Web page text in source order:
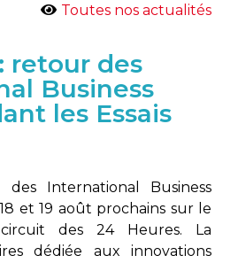
Toutes nos actualités
retour des
Business
les Essais
des International Business
et 19 août prochains sur le
des 24 Heures. La
dédiée aux innovations